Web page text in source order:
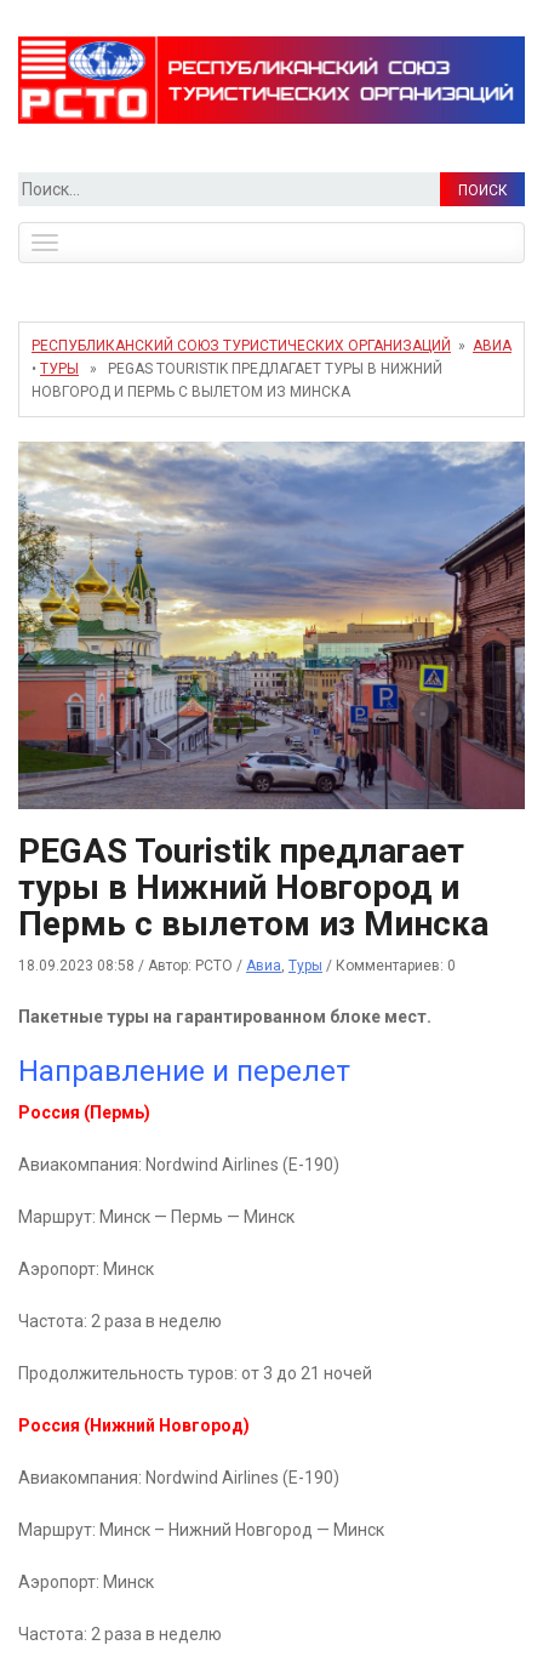
Найти:
navigation
РЕСПУБЛИКАНСКИЙ СОЮЗ ТУРИСТИЧЕСКИХ ОРГАНИЗАЦИЙ » АВИА
• ТУРЫ
» PEGAS TOURISTIK ПРЕДЛАГАЕТ ТУРЫ В НИЖНИЙ
НОВГОРОД И ПЕРМЬ С ВЫЛЕТОМ ИЗ МИНСКА
PEGAS Touristik предлагает
туры в Нижний Новгород и
Пермь с вылетом из Минска
18.09.2023 08:58 / Автор: РСТО / Авиа, Туры / Комментариев: 0
Пакетные туры на гарантированном блоке мест.
Направление и перелет
Россия (Пермь)
Авиакомпания: Nordwind Airlines (E-190)
Маршрут: Минск — Пермь — Минск
Аэропорт: Минск
Частота: 2 раза в неделю
Продолжительность туров: от 3 до 21 ночей
Россия (Нижний Новгород)
Авиакомпания: Nordwind Airlines (E-190)
Маршрут: Минск – Нижний Новгород — Минск
Аэропорт: Минск
Частота: 2 раза в неделю